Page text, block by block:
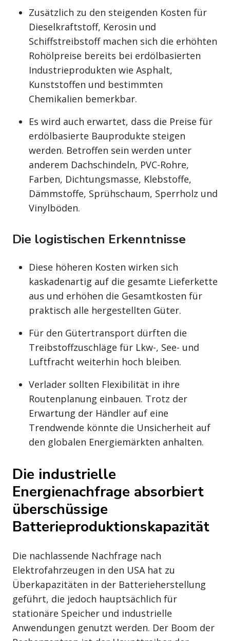
Zusätzlich zu den steigenden Kosten für
Dieselkraftstoff, Kerosin und
Schiffstreibstoff machen sich die erhöhten
Rohölpreise bereits bei erdölbasierten
Industrieprodukten wie Asphalt,
Kunststoffen und bestimmten
Chemikalien bemerkbar.
Es wird auch erwartet, dass die Preise für
erdölbasierte Bauprodukte steigen
werden. Betroffen sein werden unter
anderem Dachschindeln, PVC-Rohre,
Farben, Dichtungsmasse, Klebstoffe,
Dämmstoffe, Sprühschaum, Sperrholz und
Vinylböden.
Die logistischen Erkenntnisse
Diese höheren Kosten wirken sich
kaskadenartig auf die gesamte Lieferkette
aus und erhöhen die Gesamtkosten für
praktisch alle hergestellten Güter.
Für den Gütertransport dürften die
Treibstoffzuschläge für Lkw-, See- und
Luftfracht weiterhin hoch bleiben.
Verlader sollten Flexibilität in ihre
Routenplanung einbauen. Trotz der
Erwartung der Händler auf eine
Trendwende könnte die Unsicherheit auf
den globalen Energiemärkten anhalten.
Die industrielle
Energienachfrage absorbiert
überschüssige
Batterieproduktionskapazität
Die nachlassende Nachfrage nach
Elektrofahrzeugen in den USA hat zu
Überkapazitäten in der Batterieherstellung
geführt, die jedoch hauptsächlich für
stationäre Speicher und industrielle
Anwendungen genutzt werden. Der Boom der